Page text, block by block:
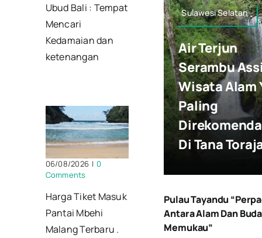
Ubud Bali : Tempat
Mencari
Kedamaian dan
ketenangan
06/08/2026 | 0
Comments
Harga Tiket Masuk
Pantai Mbehi
Malang Terbaru .
Sulawesi Selatan
Air Terjun
Serambu
Wisata Alam
Paling
Di Tana
Pulau Tayandu
Antara Alam Dan
Memukau”